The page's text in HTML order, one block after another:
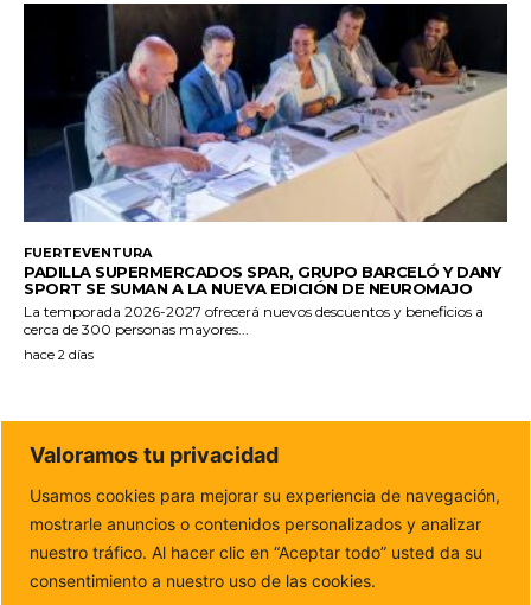
FUERTEVENTURA
PADILLA SUPERMERCADOS SPAR, GRUPO BARCELÓ Y DANY
SPORT SE SUMAN A LA NUEVA EDICIÓN DE NEUROMAJO
La temporada 2026-2027 ofrecerá nuevos descuentos y beneficios a
cerca de 300 personas mayores...
hace 2 días